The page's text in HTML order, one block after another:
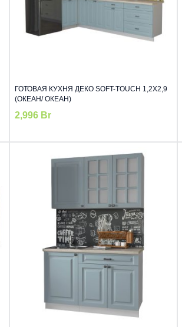
ГОТОВАЯ КУХНЯ ДЕКО SOFT-TOUCH 1,2Х2,9
(ОКЕАН/ ОКЕАН)
2,996 Br